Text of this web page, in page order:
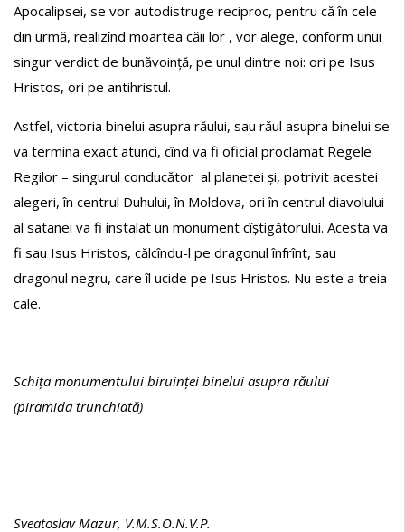
Apocalipsei, se vor autodistruge reciproc, pentru că în cele
din urmă, realizînd moartea căii lor , vor alege, conform unui
singur verdict de bunăvoință, pe unul dintre noi: ori pe Isus
Hristos, ori pe antihristul.
Astfel, victoria binelui asupra răului, sau răul asupra binelui se
va termina exact atunci, cînd va fi oficial proclamat Regele
Regilor – singurul conducător al planetei și, potrivit acestei
alegeri, în centrul Duhului, în Moldova, ori în centrul diavolului
al satanei va fi instalat un monument cîștigătorului. Acesta va
fi sau Isus Hristos, călcîndu-l pe dragonul înfrînt, sau
dragonul negru, care îl ucide pe Isus Hristos. Nu este a treia
cale.
Schița monumentului biruinței binelui asupra răului
(piramida trunchiată)
Sveatoslav Mazur, V.M.S.O.N.V.P.